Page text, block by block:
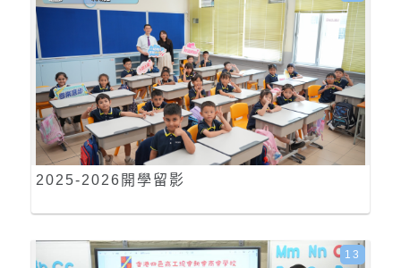
2025-2026開學留影
13